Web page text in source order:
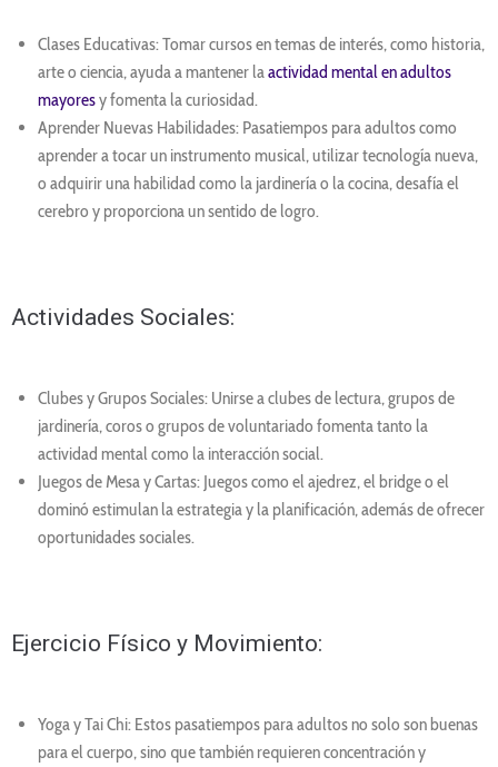
Clases Educativas: Tomar cursos en temas de interés, como historia,
arte o ciencia, ayuda a mantener laactividad mental en adultos
mayoresy fomenta la curiosidad.
Aprender Nuevas Habilidades: Pasatiempos para adultos como
aprender a tocar un instrumento musical, utilizar tecnología nueva,
o adquirir una habilidad como la jardinería o la cocina, desafía el
cerebro y proporciona un sentido de logro.
Actividades Sociales:
Clubes y Grupos Sociales: Unirse a clubes de lectura, grupos de
jardinería, coros o grupos de voluntariado fomenta tanto la
actividad mental como la interacción social.
Juegos de Mesa y Cartas: Juegos como el ajedrez, el bridge o el
dominó estimulan la estrategia y la planificación, además de ofrecer
oportunidades sociales.
Ejercicio Físico y Movimiento:
Yoga y Tai Chi: Estos pasatiempos para adultos no solo son buenas
para el cuerpo, sino que también requieren concentración y